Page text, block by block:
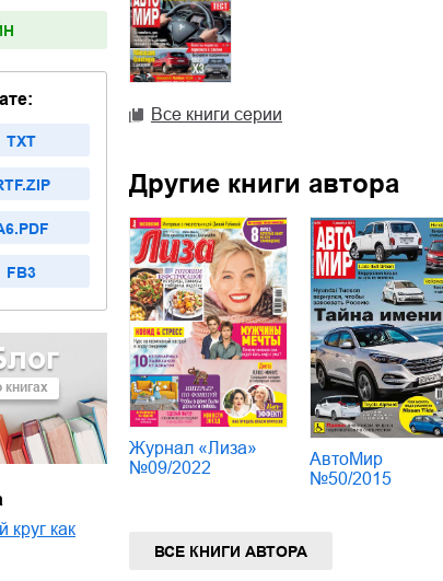
TXT
FB3
книгах
круг как
Все книги серии
Другие книги автора
Журнал «Лиза»
№09/2022
АвтоМир
№50/2015
ВСЕ КНИГИ АВТОРА